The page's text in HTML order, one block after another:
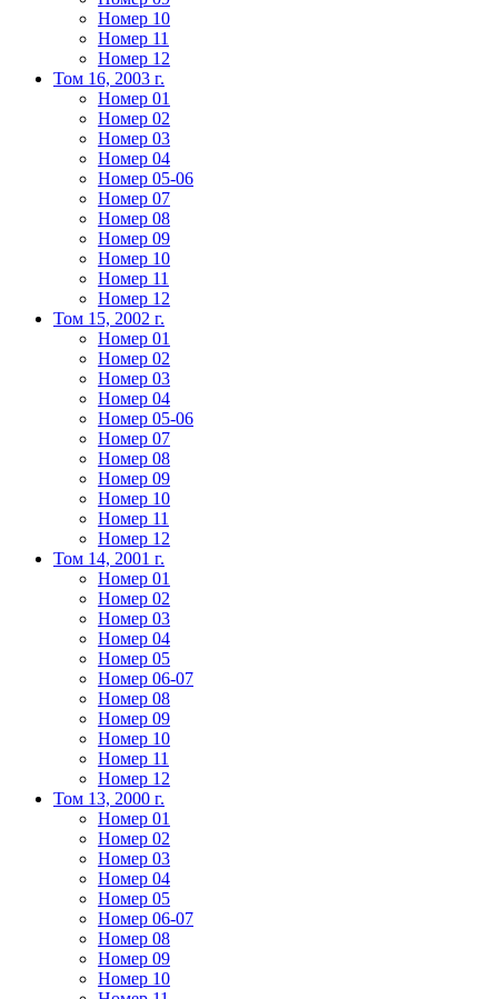
Номер 10
Номер 11
Номер 12
Том 16, 2003 г.
Номер 01
Номер 02
Номер 03
Номер 04
Номер 05-06
Номер 07
Номер 08
Номер 09
Номер 10
Номер 11
Номер 12
Том 15, 2002 г.
Номер 01
Номер 02
Номер 03
Номер 04
Номер 05-06
Номер 07
Номер 08
Номер 09
Номер 10
Номер 11
Номер 12
Том 14, 2001 г.
Номер 01
Номер 02
Номер 03
Номер 04
Номер 05
Номер 06-07
Номер 08
Номер 09
Номер 10
Номер 11
Номер 12
Том 13, 2000 г.
Номер 01
Номер 02
Номер 03
Номер 04
Номер 05
Номер 06-07
Номер 08
Номер 09
Номер 10